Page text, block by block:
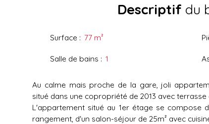
Descriptif du
Surface : 77 m²
Salle de bains : 1
Au calme mais proche de la gare, joli
situé dans une copropriété de 2013 avec
L'appartement situé au 1er étage se compose
rangement, d'un salon-séjour de 25m² avec